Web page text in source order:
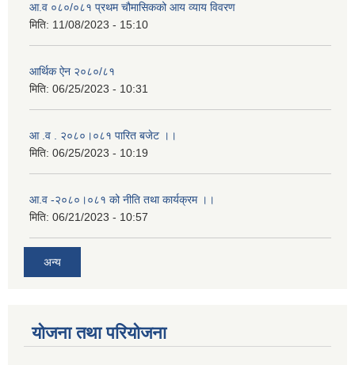
आ.व ०८०/०८१ प्रथम चौमासिकको आय व्याय विवरण
मिति: 11/08/2023 - 15:10
आर्थिक ऐन २०८०/८१
मिति: 06/25/2023 - 10:31
आ .व . २०८०।०८१ पारित बजेट ।।
मिति: 06/25/2023 - 10:19
आ.व -२०८०।०८१ को नीति तथा कार्यक्रम ।।
मिति: 06/21/2023 - 10:57
अन्य
योजना तथा परियोजना